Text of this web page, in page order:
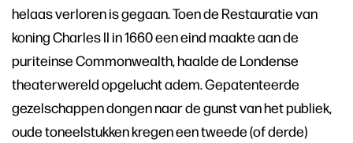
helaas verloren is gegaan. Toen de Restauratie van
koning Charles II in 1660 een eind maakte aan de
puriteinse Commonwealth, haalde de Londense
theaterwereld opgelucht adem. Gepatenteerde
gezelschappen dongen naar de gunst van het publiek,
oude toneelstukken kregen een tweede (of derde)